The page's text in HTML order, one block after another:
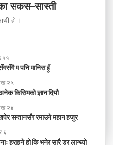
सकस–सास्ती
हो ।
११
म पनि मानिस हुँ
२५
किसिमको ज्ञान दियौ
२४
सन्तानसँग रमाउने महान हजुर
६
हराइने हो कि भनेर सारै डर लाग्थ्यो